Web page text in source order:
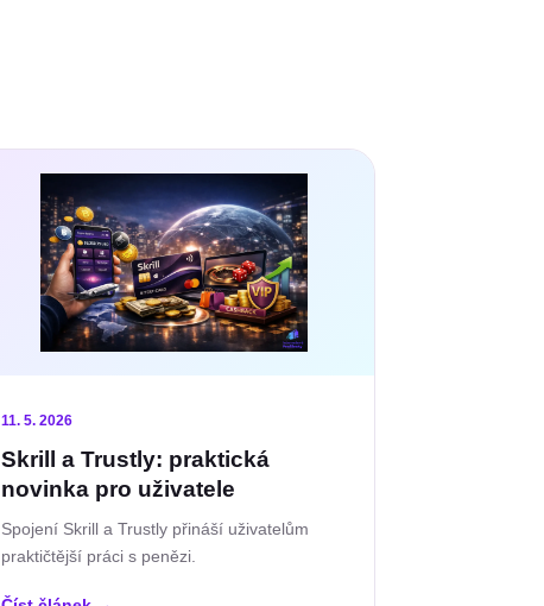
11. 5. 2026
Skrill a Trustly: praktická
novinka pro uživatele
Spojení Skrill a Trustly přináší uživatelům
praktičtější práci s penězi.